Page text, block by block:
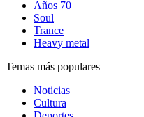
Años 70
Soul
Trance
Heavy metal
Temas más populares
Noticias
Cultura